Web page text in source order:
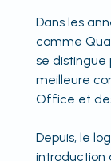
Dans les
comme
se distingue
meilleure
Office et
Depuis, le
introduction